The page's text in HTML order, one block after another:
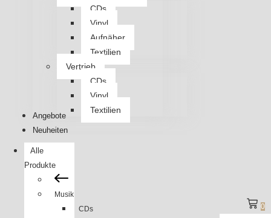
CDs
Vinyl
Aufnäher
Textilien
Vertrieb
CDs
Vinyl
Textilien
Angebote
Neuheiten
Alle
Produkte
Musik
CDs
0